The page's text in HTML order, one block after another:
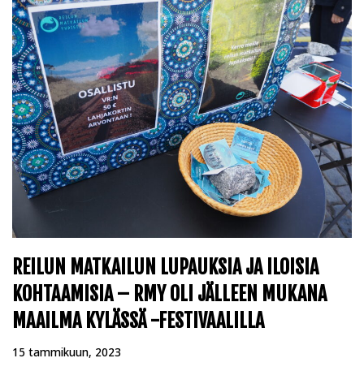
REILUN MATKAILUN LUPAUKSIA JA ILOISIA
KOHTAAMISIA – RMY OLI JÄLLEEN MUKANA
MAAILMA KYLÄSSÄ -FESTIVAALILLA
15 tammikuun, 2023